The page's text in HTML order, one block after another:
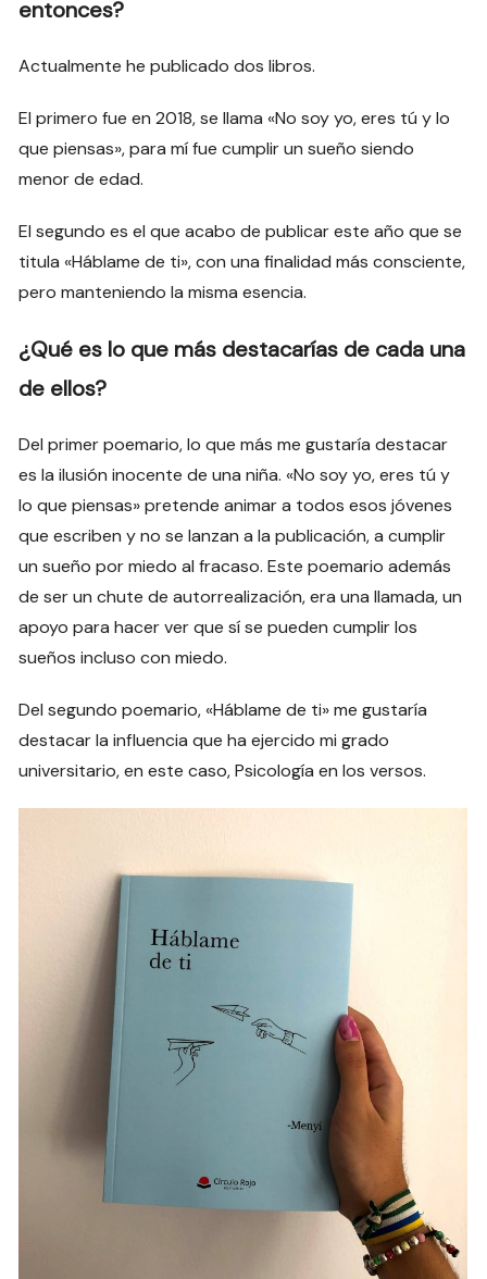
entonces?
Actualmente he publicado dos libros.
El primero fue en 2018, se llama «No soy yo, eres tú y lo
que piensas», para mí fue cumplir un sueño siendo
menor de edad.
El segundo es el que acabo de publicar este año que se
titula «Háblame de ti», con una finalidad más consciente,
pero manteniendo la misma esencia.
¿Qué es lo que más destacarías de cada una
de ellos?
Del primer poemario, lo que más me gustaría destacar
es la ilusión inocente de una niña. «No soy yo, eres tú y
lo que piensas» pretende animar a todos esos jóvenes
que escriben y no se lanzan a la publicación, a cumplir
un sueño por miedo al fracaso. Este poemario además
de ser un chute de autorrealización, era una llamada, un
apoyo para hacer ver que sí se pueden cumplir los
sueños incluso con miedo.
Del segundo poemario, «Háblame de ti» me gustaría
destacar la influencia que ha ejercido mi grado
universitario, en este caso, Psicología en los versos.